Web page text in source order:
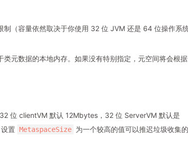
（容量依然取决于你使用 32 位 JVM 还是 64 位操作系
类元数据的本地内存。如果没有特别指定，元空间将会根
位 clientVM 默认 12Mbytes，32 位 ServerVM 默认是
置 MetaspaceSize 为一个较高的值可以推迟垃圾收集